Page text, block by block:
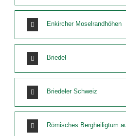
Enkircher Moselrandhöhen
Briedel
Briedeler Schweiz
Römisches Bergheiligtum